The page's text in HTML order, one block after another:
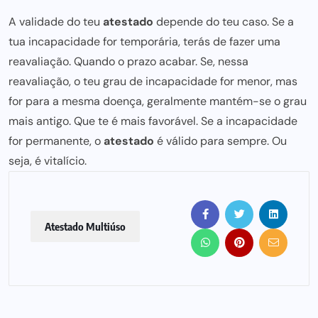
A validade do teu atestado depende do teu caso. Se a
tua incapacidade for temporária, terás de fazer uma
reavaliação. Quando o prazo acabar. Se, nessa
reavaliação, o teu grau de incapacidade for menor, mas
for para a mesma doença, geralmente mantém-se o grau
mais antigo. Que te é mais favorável. Se a incapacidade
for permanente, oatestado é válido para sempre. Ou
seja, é vitalício.
Atestado Multiúso